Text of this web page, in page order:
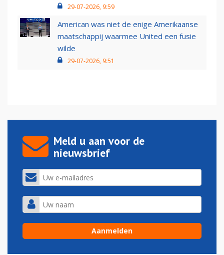
29-07-2026, 9:59
American was niet de enige Amerikaanse
maatschappij waarmee United een fusie
wilde
29-07-2026, 9:51
Meld u aan voor de
nieuwsbrief